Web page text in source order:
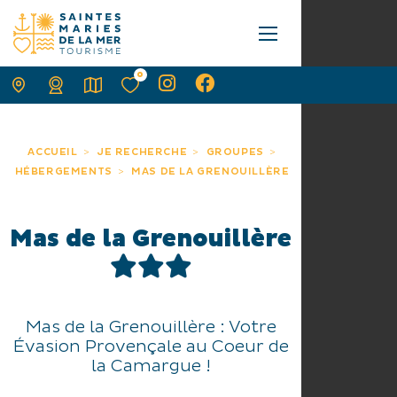
ACCUEIL JE RECHERCHE
GROUPES
HÉBERGEMENTS
MAS DE LA GRENOUILLÈRE
Mas de la Grenouillère
Mas de la Grenouillère : Votre
Évasion Provençale au Coeur de
la Camargue !
0